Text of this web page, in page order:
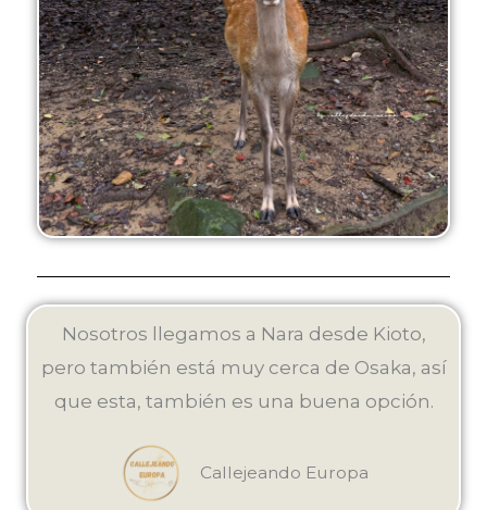
Nosotros llegamos a Nara desde Kioto,
pero también está muy cerca de Osaka, así
que esta, también es una buena opción.
Callejeando Europa